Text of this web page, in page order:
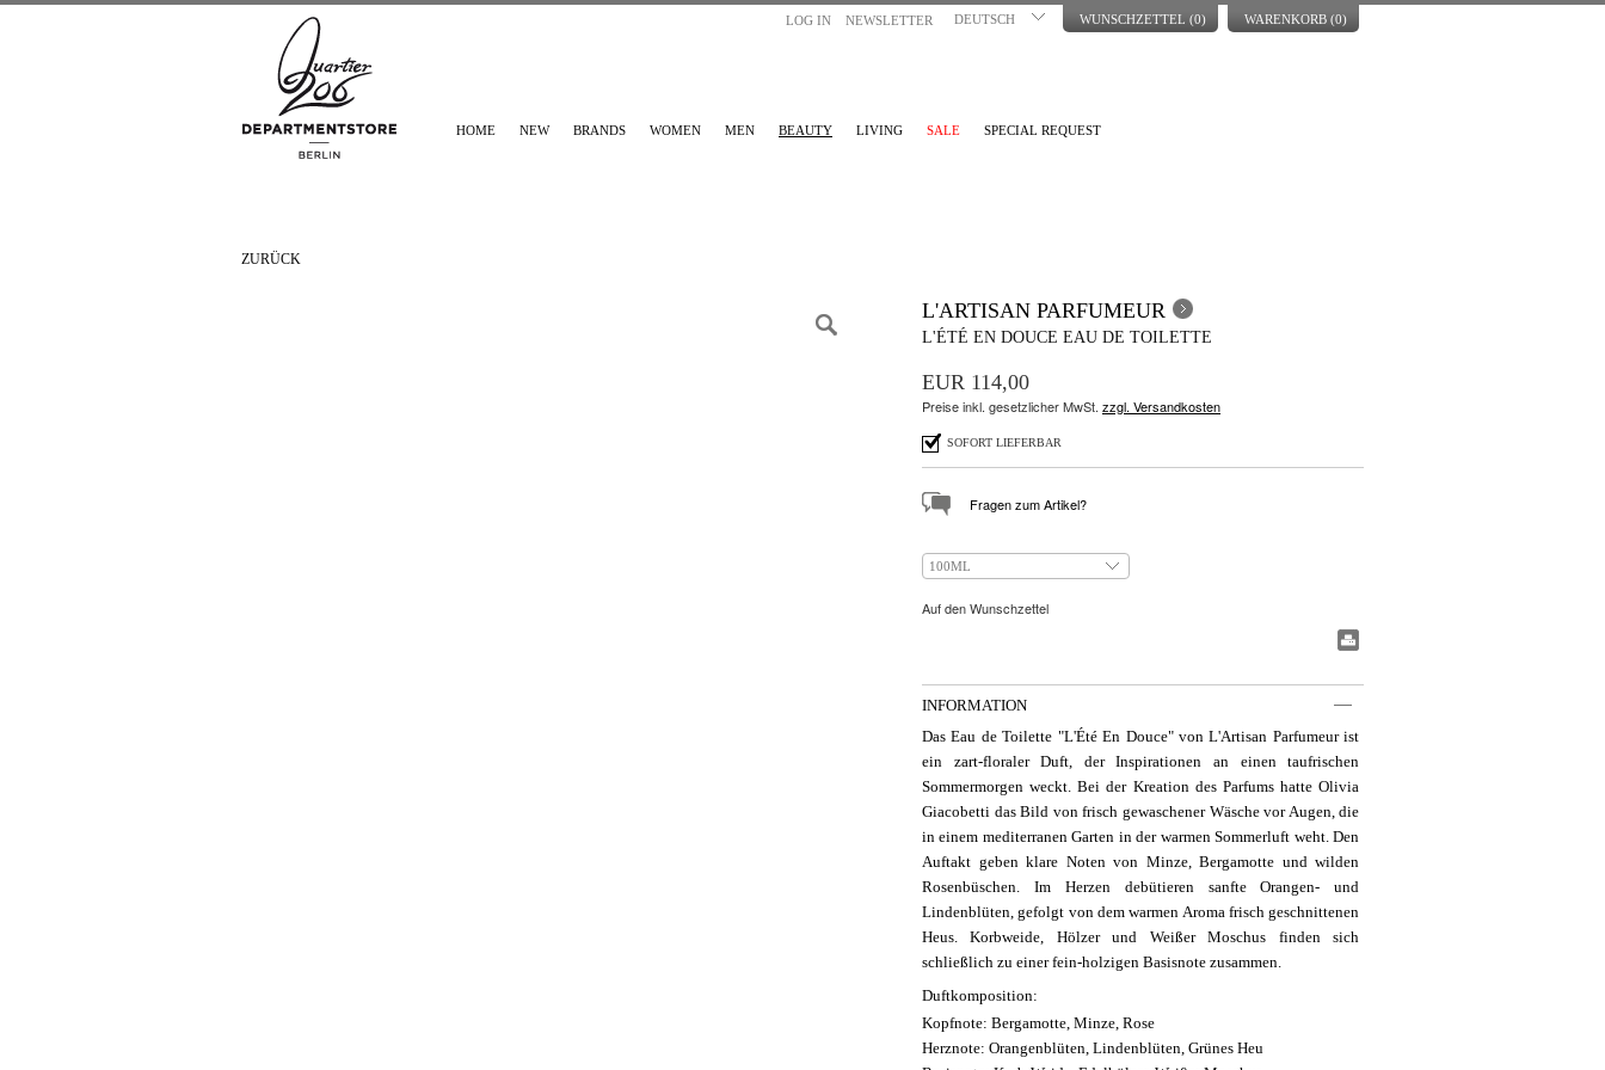
LOG IN NEWSLETTER DEUTSCH WUNSCHZETTEL (0) WARENKORB (0)
HOME NEW BRANDS WOMEN MEN BEAUTY LIVING SALE SPECIAL REQUEST
ZURÜCK
L'ARTISAN PARFUMEUR
L'ÉTÉ EN DOUCE EAU DE TOILETTE
EUR 114,00
Preise inkl. gesetzlicher MwSt. zzgl. Versandkosten
SOFORT LIEFERBAR
Fragen zum Artikel?
100ML
Auf den Wunschzettel
INFORMATION
Das Eau de Toilette "L'Été En Douce" von L'Artisan Parfumeur ist
ein zart-floraler Duft, der Inspirationen an einen taufrischen
Sommermorgen weckt. Bei der Kreation des Parfums hatte Olivia
Giacobetti das Bild von frisch gewaschener Wäsche vor Augen, die
in einem mediterranen Garten in der warmen Sommerluft weht. Den
Auftakt geben klare Noten von Minze, Bergamotte und wilden
Rosenbüschen. Im Herzen debütieren sanfte Orangen- und
Lindenblüten, gefolgt von dem warmen Aroma frisch geschnittenen
Heus. Korbweide, Hölzer und Weißer Moschus finden sich
schließlich zu einer fein-holzigen Basisnote zusammen.
Duftkomposition:
Kopfnote: Bergamotte, Minze, Rose
Herznote: Orangenblüten, Lindenblüten, Grünes Heu